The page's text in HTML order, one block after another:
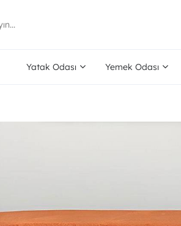
Yatak Odası Yemek Odası